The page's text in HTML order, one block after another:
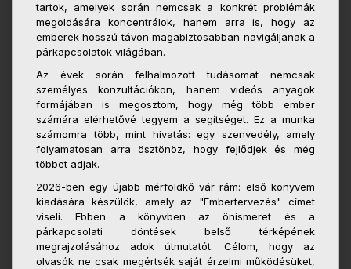
tartok, amelyek során nemcsak a konkrét problémák
megoldására koncentrálok, hanem arra is, hogy az
emberek hosszú távon magabiztosabban navigáljanak a
párkapcsolatok világában.
Az évek során felhalmozott tudásomat nemcsak
személyes konzultációkon, hanem videós anyagok
formájában is megosztom, hogy még több ember
számára elérhetővé tegyem a segítséget. Ez a munka
számomra több, mint hivatás: egy szenvedély, amely
folyamatosan arra ösztönöz, hogy fejlődjek és még
többet adjak.
2026-ben egy újabb mérföldkő vár rám: első könyvem
kiadására készülök, amely az "Embertervezés" címet
viseli. Ebben a könyvben az önismeret és a
párkapcsolati döntések belső térképének
megrajzolásához adok útmutatót. Célom, hogy az
olvasók ne csak megértsék saját érzelmi működésüket,